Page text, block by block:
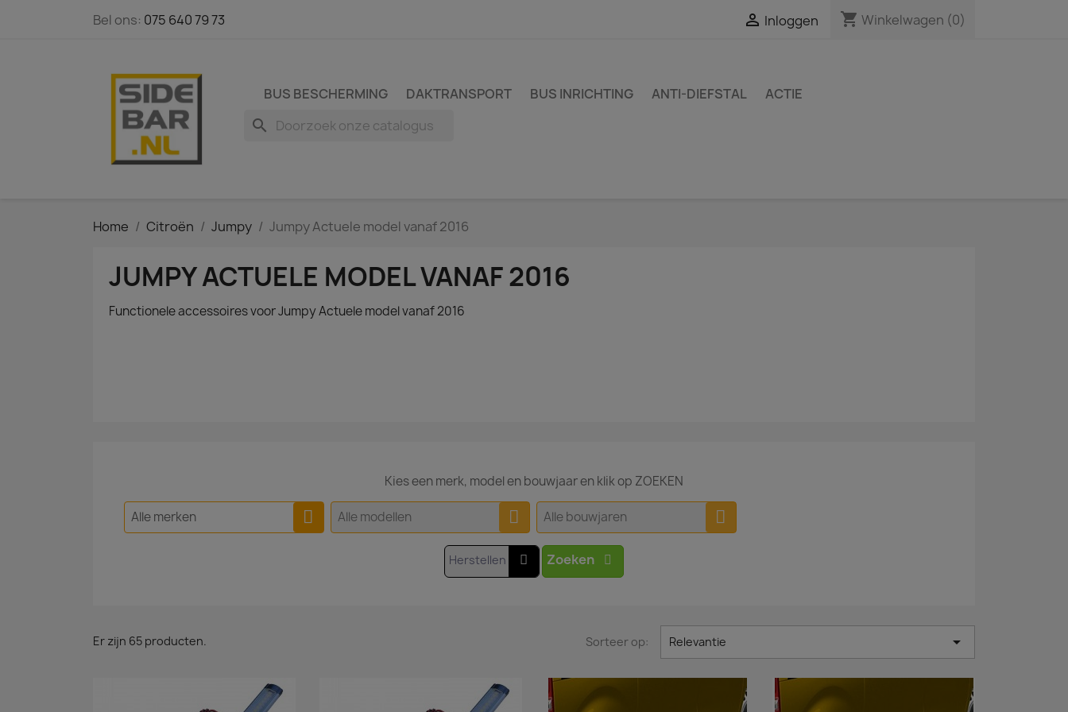
Bel ons: 075 640 79 73  Inloggen shopping_cart Winkelwagen (0)
BUS BESCHERMING DAKTRANSPORT BUS INRICHTING ANTI-DIEFSTAL ACTIE
search
Home Citroën Jumpy Jumpy Actuele model vanaf 2016
JUMPY ACTUELE MODEL VANAF 2016
Functionele accessoires voor Jumpy Actuele model vanaf 2016
Kies een merk, model en bouwjaar en klik op ZOEKEN
Alle merken Alle modellen Alle bouwjaren
Herstellen Zoeken
Er zijn 65 producten. Sorteer op: Relevantie 